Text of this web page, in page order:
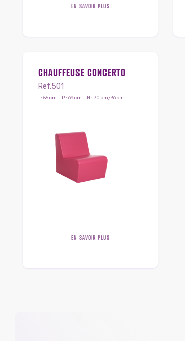
EN SAVOIR PLUS
CHAUFFEUSE CONCERTO
Ref.501
l : 55 cm – P : 69 cm – H : 70 cm/36 cm
EN SAVOIR PLUS